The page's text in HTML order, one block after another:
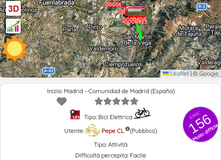
0000821
0000822
0000823
0000824
Leaflet |© Google
GRSIC
156
Molto difficile
Inizio: Madrid - Comunidad de Madrid (España)
Tipo: Bici Elettrica
Utente:
Pepe CL
(Pubblico)
Tipo: Attività
Difficoltà percepita: Facile